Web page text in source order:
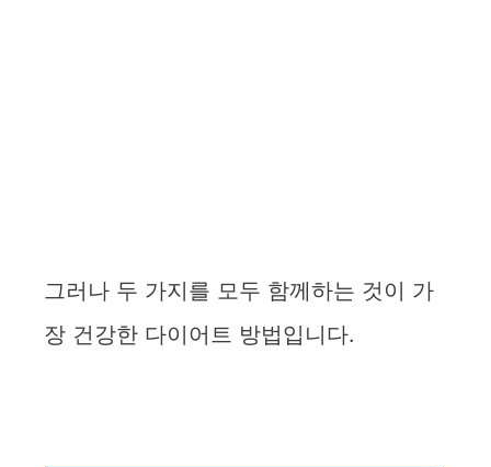
그러나 두 가지를 모두 함께하는 것이 가
장 건강한 다이어트 방법입니다.